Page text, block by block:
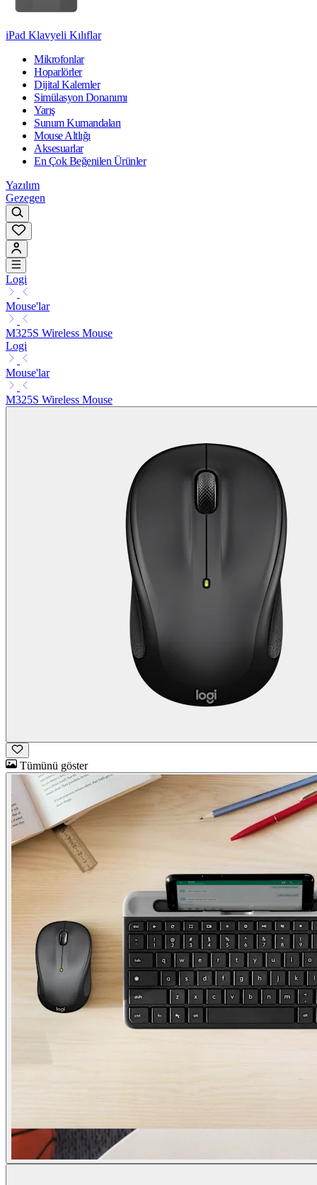
iPad Klavyeli Kılıflar
Mikrofonlar
Hoparlörler
Dijital Kalemler
Simülasyon Donanımı
Yarış
Sunum Kumandaları
Mouse Altlığı
Aksesuarlar
En Çok Beğenilen Ürünler
Yazılım
Gezegen
Logi
Mouse'lar
M325S Wireless Mouse
Logi
Mouse'lar
M325S Wireless Mouse
Tümünü göster